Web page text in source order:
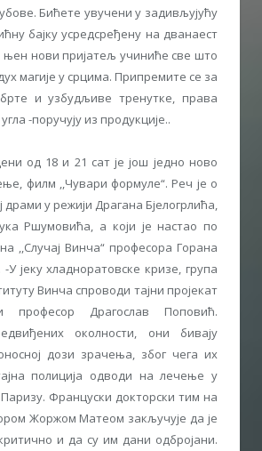
Бићете увучени у задивљујућу
бајку усредсређену на дванаест
нови пријатељ учиниће све што
магије у срцима. Припремите се за
и узбудљиве тренутке, права
-поручују из продукције..
од 18 и 21 сат је још једно ново
филм ,,Чувари формуле“. Реч је о
драми у режији Драгана Бјелогрлића,
Ршумовића, а који је настао по
,,Случај Винча“ професора Горана
јеку хладноратовске кризе, група
Винча спроводи тајни пројекат
професор Драгослав Поповић.
околности, они бивају
дози зрачења, због чега их
полиција одводи на лечење у
Француски докторски тим на
Жоржом Матеом закључује да је
и да су им дани одбројани.